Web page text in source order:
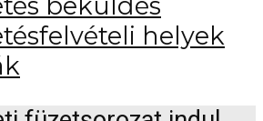
helyek